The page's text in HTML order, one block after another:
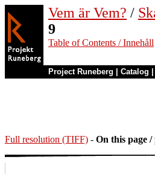
Vem är Vem? /
9
Table of Contents / Innehåll
Project Runeberg Catalog
Full resolution (TIFF) - On this page /